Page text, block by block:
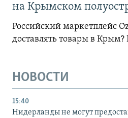
на Крымском
Российский маркетплейс
доставлять товары в
НОВОСТИ
15:40
Нидерланды не могут